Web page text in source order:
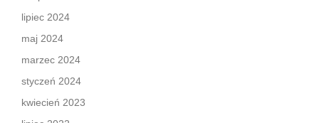
lipiec 2024
maj 2024
marzec 2024
styczeń 2024
kwiecień 2023